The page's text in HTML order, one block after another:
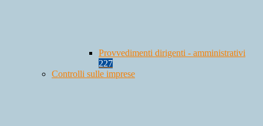
Provvedimenti dirigenti - amministrativi
227
Controlli sulle imprese